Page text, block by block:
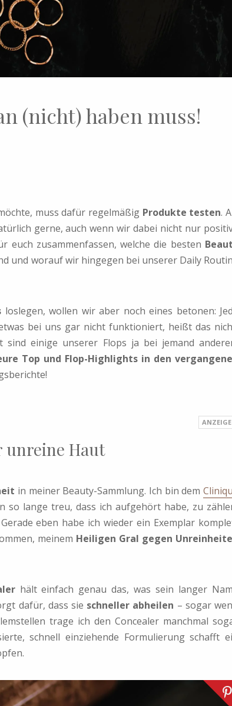
(nicht) haben muss!
muss dafür regelmäßig Produkte testen.
gerne, auch wenn wir dabei nicht nur
euch zusammenfassen, welche die besten
und worauf wir hingegen bei unserer Daily
loslegen, wollen wir aber noch eines betonen:
bei uns gar nicht funktioniert, heißt das
sind einige unserer Flops ja bei jemand
Top und Flop-Highlights in den
unreine Haut
in meiner Beauty-Sammlung. Ich bin dem
so lange treu, dass ich aufgehört habe, zu
eben habe ich wieder ein Exemplar
meinem Heiligen Gral gegen
hält einfach genau das, was sein langer
dafür, dass sie schneller abheilen – sogar
trage ich den Concealer manchmal
schnell einziehende Formulierung schafft